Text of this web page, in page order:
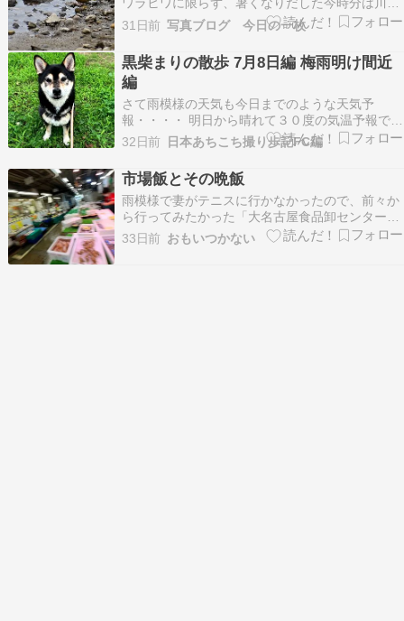
ワラヒワに限らず、暑くなりだした今時分は川原
にいろんな鳥がやってきます。水浴びだったり、
水を飲みに来たり。カラス、スズメ、コムクド
リ、コチドリ・・・今週の函館は気温２５℃以上
の日が続いて暑くなる予報、しかも週後半は雨模
様。本州の方から見…
31日前 写真ブログ 今日の一枚
黒柴まりの散歩 7月8日編 梅雨明け間近
編
さて雨模様の天気も今日までのような天気予
報・・・・ 明日から晴れて３０度の気温予報です
(⌒-⌒; ) と言うことは梅雨明けかな？ 週間天気見
ても晴れマークばかり・・・・ おまけに週末は高
温注意となっている（；￣д￣） と言うのは今週
末仕事で2日間泊まりで撮影・・・・ その日から
３…
32日前 日本あちこち撮り歩記FC編
市場飯とその晩飯
雨模様で妻がテニスに行かなかったので、前々か
ら行ってみたかった「大名古屋食品卸センター」
へ。 甘海老と平目の刺身を購入。平目は半身を捌
いてもらった。他にパイナップルと野菜も少々。
33日前 おもいつかない